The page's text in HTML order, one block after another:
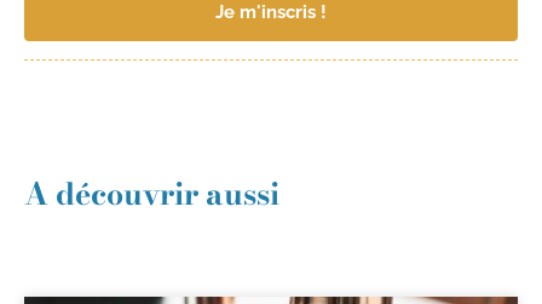
Je m'inscris !
A découvrir aussi